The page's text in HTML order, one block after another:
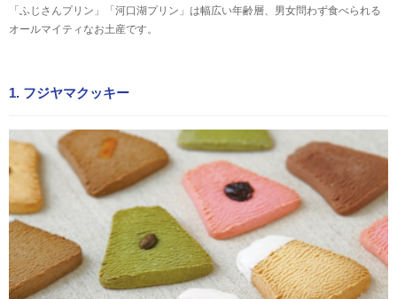
「ふじさんプリン」「河口湖プリン」は幅広い年齢層、男女問わず食べられる
オールマイティなお土産です。
1. フジヤマクッキー